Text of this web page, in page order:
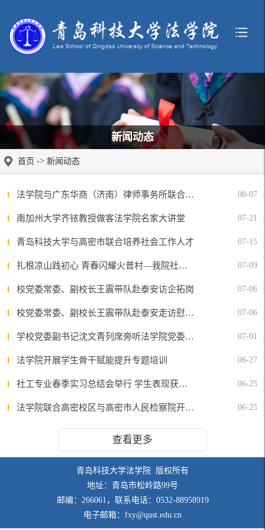
新闻动态
首页 -> 新闻动态
法学院与广东华商（济南）律师事务所联合培养特色应用型法律人才 08-07
南加州大学齐铱教授做客法学院名家大讲堂 07-21
青岛科技大学与高密市联合培养社会工作人才 07-15
扎根凉山践初心 青春闪耀火普村—我院社会工作专业研究生宗正获评“优秀西部计划志愿者” 07-09
校党委常委、副校长王震带队赴泰安访企拓岗 07-06
校党委常委、副校长王震带队赴泰安走访慰问法学院校友代表 07-06
学校党委副书记沈文青列席旁听法学院党委理论学习中心组学习会议、党委会和党政联席会 07-01
法学院开展学生骨干赋能提升专题培训 06-27
社工专业春季实习总结会举行 学生表现获实习单位表扬 06-25
法学院联合高密校区与高密市人民检察院开展党建业务融合交流活动 06-25
查看更多
青岛科技大学法学院 版权所有
地址：青岛市松岭路99号
邮编：266061，联系电话：0532-88958919
电子邮箱：fxy@qust.edu.cn